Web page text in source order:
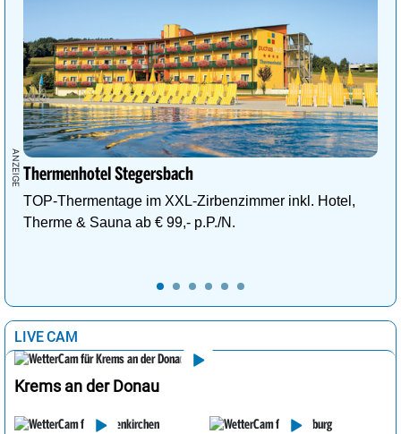
Thermenhotel Stegersbach
TOP-Thermentage im XXL-Zirbenzimmer inkl. Hotel,
Therme & Sauna ab € 99,- p.P./N.
LIVE CAM
Krems an der Donau